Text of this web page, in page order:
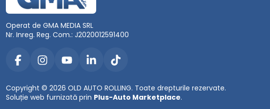
Operat de GMA MEDIA SRL
Nr. Inreg. Reg. Com.: J2020012591400
Copyright © 2026 OLD AUTO ROLLING. Toate drepturile rezervate.
Soluție web furnizată prin Plus-Auto Marketplace.